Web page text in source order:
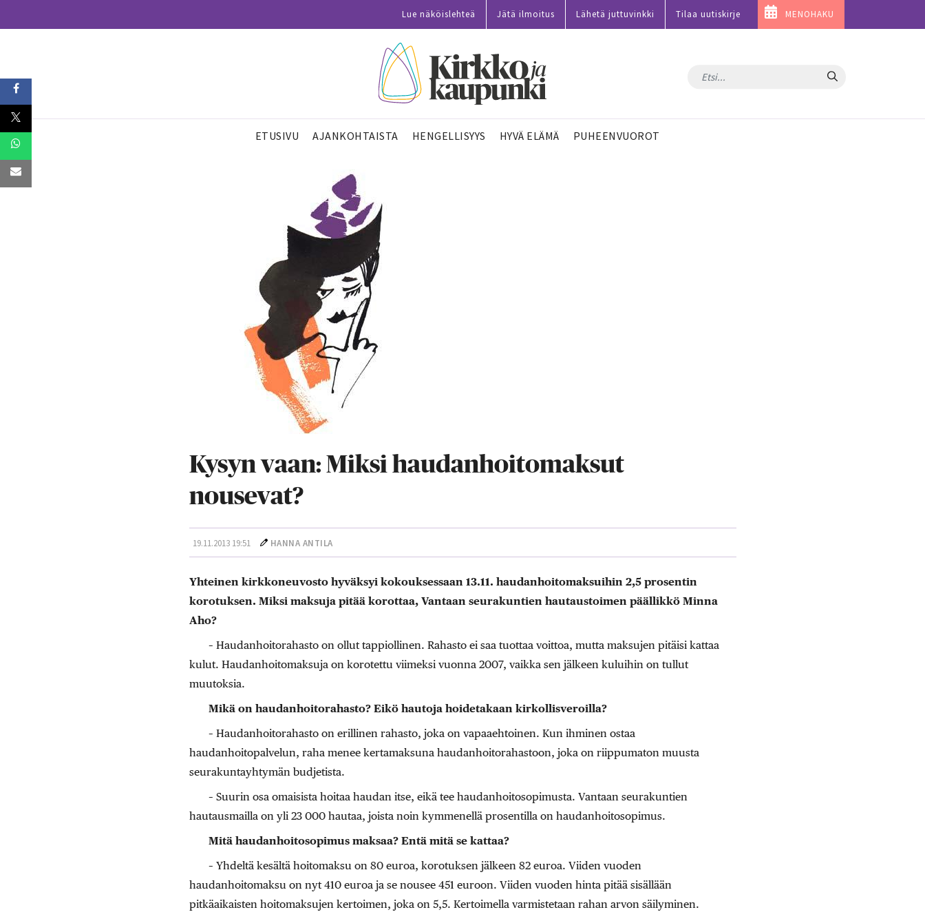
Lue näköislehteä Jätä ilmoitus Lähetä juttuvinkki Tilaa uutiskirje MENOHAKU
Hae
ETUSIVU AJANKOHTAISTA HENGELLISYYS HYVÄ ELÄMÄ PUHEENVUOROT
Kysyn vaan: Miksi haudanhoitomaksut
nousevat?
19.11.2013 19:51 HANNA ANTILA
Yhteinen kirkkoneuvosto hyväksyi kokouksessaan 13.11. haudanhoitomaksuihin 2,5 prosentin
korotuksen. Miksi maksuja pitää korottaa, Vantaan seurakuntien hautaustoimen päällikkö Minna
Aho?
– Haudanhoitorahasto on ollut tappiollinen. Rahasto ei saa tuottaa voittoa, mutta maksujen pitäisi kattaa
kulut. Haudanhoitomaksuja on korotettu viimeksi vuonna 2007, vaikka sen jälkeen kuluihin on tullut
muutoksia.
Mikä on haudanhoitorahasto? Eikö hautoja hoidetakaan kirkollisveroilla?
– Haudanhoitorahasto on erillinen rahasto, joka on vapaaehtoinen. Kun ihminen ostaa
haudanhoitopalvelun, raha menee kertamaksuna haudanhoitorahastoon, joka on riippumaton muusta
seurakuntayhtymän budjetista.
– Suurin osa omaisista hoitaa haudan itse, eikä tee haudanhoitosopimusta. Vantaan seurakuntien
hautausmailla on yli 23 000 hautaa, joista noin kymmenellä prosentilla on haudanhoitosopimus.
Mitä haudanhoitosopimus maksaa? Entä mitä se kattaa?
– Yhdeltä kesältä hoitomaksu on 80 euroa, korotuksen jälkeen 82 euroa. Viiden vuoden
haudanhoitomaksu on nyt 410 euroa ja se nousee 451 euroon. Viiden vuoden hinta pitää sisällään
pitkäaikaisten hoitomaksujen kertoimen, joka on 5,5. Kertoimella varmistetaan rahan arvon säilyminen.